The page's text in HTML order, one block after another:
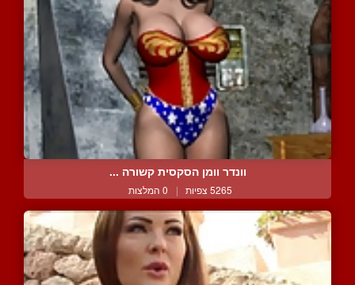
וונדר וומן הסקסית קשורה ...
5265 צפיות | 0 המלצות